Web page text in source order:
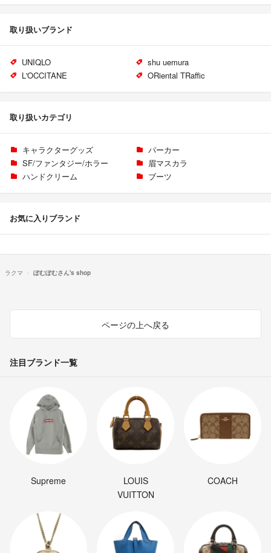
取り扱いブランド
UNIQLO
shu uemura
L'OCCITANE
ORiental TRaffic
取り扱いカテゴリ
キャラクターグッズ
パーカー
SF/ファンタジー/ホラー
眉マスカラ
ハンドクリーム
ブーツ
お気に入りブランド
ラクマ ぽむぽむさん's shop
ページの上へ戻る
注目ブランド一覧
Supreme
LOUIS
VUITTON
COACH